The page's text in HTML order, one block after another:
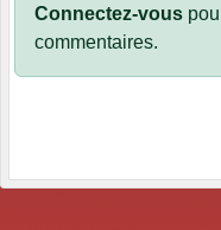
Connectez-vous
commentaires.